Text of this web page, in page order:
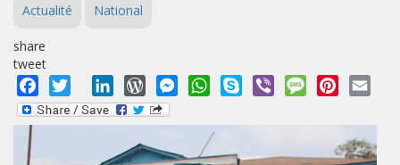
Actualité National
share
tweet
Facebook
Twitter LinkedInWordPressMessengerWhatsApp
Skype Viber MessagePinterest